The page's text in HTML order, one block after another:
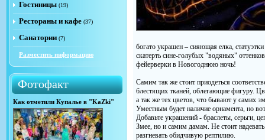
Гостиницы (19)
Рестораны и кафе (37)
Санатории (7)
Разместить информацию
Фотофакт
Как отметили Купалье в "KaZki"
богато украшен – сияющая елка,
скатерть сине-голубых "водяных"
фейерверки в Новогоднюю ночь!
Самим так же стоит приодеться
блестящих тканей, облегающие фигуру.
а так же тех цветов, что бывают у самих
Уместным будет наличие орнамента, но
Добавьте украшений - браслеты, серьги,
Змее, но и самим дамам. Не стоит
разгневать обидчивую рептилию.